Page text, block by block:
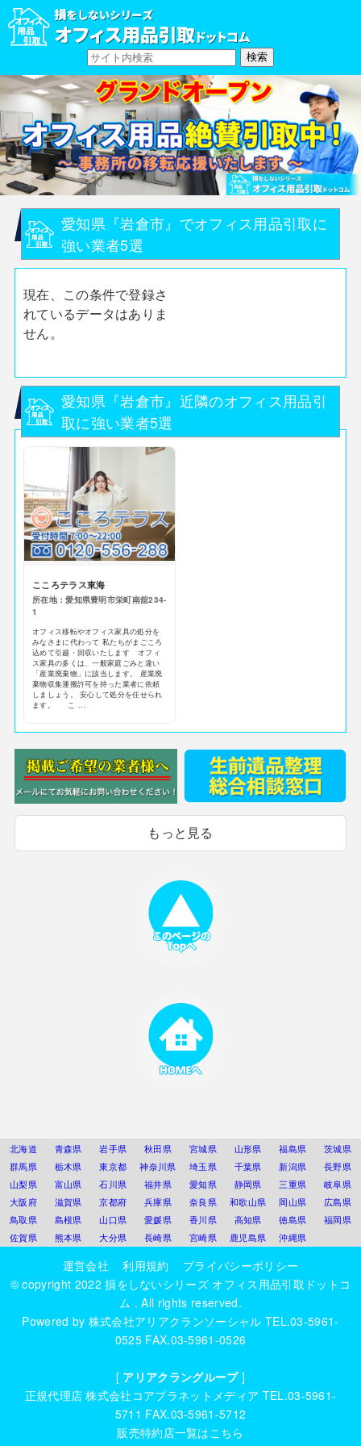
愛知県『岩倉市』でオフィス用品引取に
強い業者5選
現在、この条件で登録さ
れているデータはありま
せん。
愛知県『岩倉市』近隣のオフィス用品引
取に強い業者5選
こころテラス東海
所在地：愛知県豊明市栄町南舘234-
1
オフィス移転やオフィス家具の処分を
みなさまに代わって 私たちがまごころ
込めて引越・回収いたします オフィ
ス家具の多くは、一般家庭ごみと違い
「産業廃棄物」に該当します。 産業廃
棄物収集運搬許可を持った業者に依頼
しましょう。 安心して処分を任せられ
ます。 こ ...
もっと見る
北海道 青森県 岩手県 秋田県 宮城県 山形県 福島県
茨城県
群馬県
栃木県 東京都 神奈川県 埼玉県 千葉県 新潟県
長野県
山梨県
富山県 石川県 福井県 愛知県 静岡県 三重県
岐阜県
大阪府
滋賀県 京都府 兵庫県 奈良県 和歌山県 岡山県
広島県
鳥取県
島根県 山口県 愛媛県 香川県 高知県 徳島県
福岡県
佐賀県
熊本県 大分県 長崎県 宮崎県 鹿児島県 沖縄県
運営会社 利用規約
プライバシーポリシー
© copyright 2022損をしないシリーズ オフィス用品引取ドットコ
ム . All rights reserved.
Powered by 株式会社アリアクランソーシャル TEL.03-5961-
0525 FAX.03-5961-0526
[ アリアクラングループ]
正規代理店株式会社コアプラネットメディア TEL.03-5961-
5711 FAX.03-5961-5712
販売特約店一覧はこちら